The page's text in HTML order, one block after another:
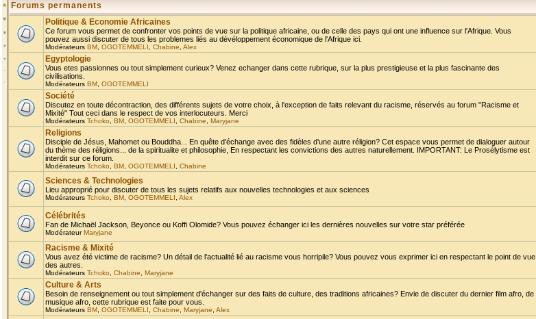
Forums permanents
Politique & Economie Africaines
Ce forum vous permet de confronter vos points de vue sur la politique africaine, ou de celle des pays qui ont une influence sur l'Afrique. Vous
pouvez aussi discuter de tous les problemes liés au dévéloppement économique de l'Afrique ici.
Modérateurs BM OGOTEMMELI Chabine Alex
Egyptologie
Vous etes passionnes ou tout simplement curieux? Venez echanger dans cette rubrique, sur la plus prestigieuse et la plus fascinante des
civilisations.
Modérateurs BM OGOTEMMELI
Société
Discutez en toute décontraction, des différents sujets de votre choix, à l'exception de faits relevant du racisme, réservés au forum "Racisme et
Mixité" Tout ceci dans le respect de vos interlocuteurs. Merci
Modérateurs Tchoko BM OGOTEMMELI Chabine Maryjane
Religions
Disciple de Jésus, Mahomet ou Bouddha... En quête d'échange avec des fidèles d'une autre réligion? Cet espace vous permet de dialoguer autour
du thème des réligions... de la spiritualite et philosophie, En respectant les convictions des autres naturellement. IMPORTANT: Le Prosélytisme est
interdit sur ce forum.
Modérateurs Tchoko BM OGOTEMMELI Chabine
Sciences & Technologies
Lieu approprié pour discuter de tous les sujets relatifs aux nouvelles technologies et aux sciences
Modérateurs Tchoko BM OGOTEMMELI Alex
Célébrités
Fan de Michaël Jackson, Beyonce ou Koffi Olomide? Vous pouvez échanger ici les dernières nouvelles sur votre star préférée
ModérateurMaryjane
Racisme & Mixité
Vous avez été victime de racisme? Un détail de l'actualité lié au racisme vous horripile? Vous pouvez vous exprimer ici en respectant le point de vue
des autres.
Modérateurs Tchoko Chabine Maryjane
Culture & Arts
Besoin de renseignement ou tout simplement d'échanger sur des faits de culture, des traditions africaines? Envie de discuter du dernier film afro, de
musique afro, cette rubrique est faite pour vous.
Modérateurs BM OGOTEMMELI Chabine Maryjane Alex